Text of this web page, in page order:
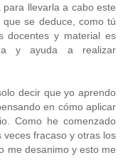
llevarla a cabo este
se deduce, como tú
docentes y material es
y ayuda a realizar
decir que yo aprendo
en cómo aplicar
Como he comenzado
fracaso y otras los
me desanimo y esto me